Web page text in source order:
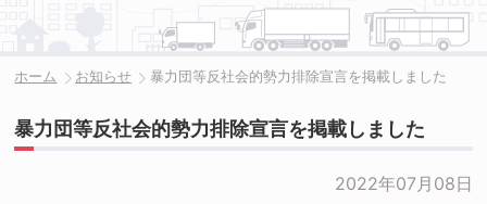
ホーム お知らせ 暴力団等反社会的勢力排除宣言を掲載しました
暴力団等反社会的勢力排除宣言を掲載しました
2022年07月08日